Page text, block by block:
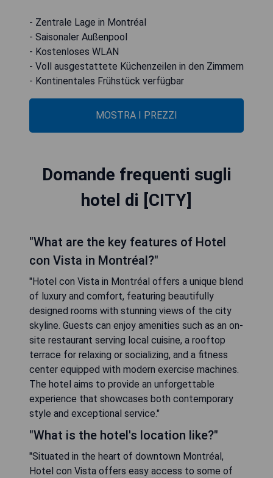
- Zentrale Lage in Montréal
- Saisonaler Außenpool
- Kostenloses WLAN
- Voll ausgestattete Küchenzeilen in den Zimmern
- Kontinentales Frühstück verfügbar
MOSTRA I PREZZI
Domande frequenti sugli
hotel di [CITY]
"What are the key features of Hotel
con Vista in Montréal?"
"Hotel con Vista in Montréal offers a unique blend
of luxury and comfort, featuring beautifully
designed rooms with stunning views of the city
skyline. Guests can enjoy amenities such as an on-
site restaurant serving local cuisine, a rooftop
terrace for relaxing or socializing, and a fitness
center equipped with modern exercise machines.
The hotel aims to provide an unforgettable
experience that showcases both contemporary
style and exceptional service."
"What is the hotel's location like?"
"Situated in the heart of downtown Montréal,
Hotel con Vista offers easy access to some of